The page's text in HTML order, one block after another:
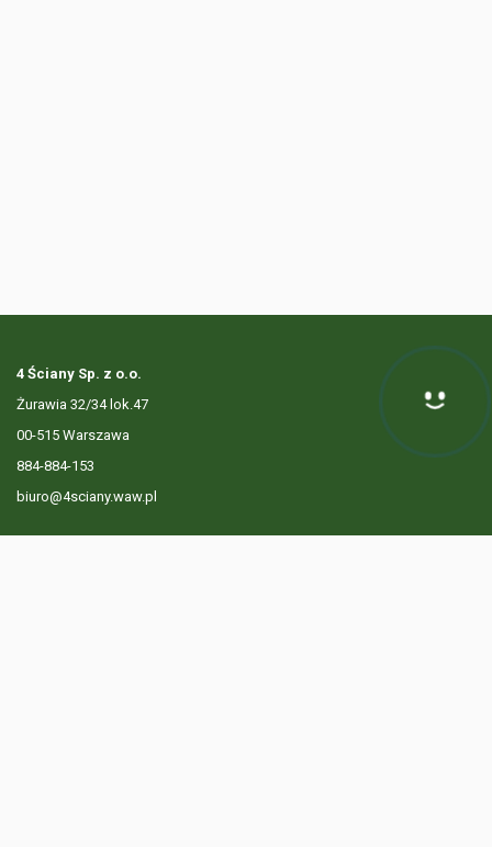
4 Ściany Sp. z o.o.
Żurawia 32/34 lok.47
00-515 Warszawa
884-884-153
biuro@4sciany.waw.pl